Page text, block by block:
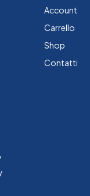
Account
Carrello
Shop
Contatti